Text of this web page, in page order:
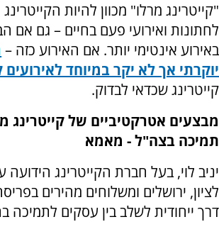
"קייטרינג מרלו" מכוון להיות
לחתונות ואירועי פעם בחיים – גם אם
באירוע אינטימי יותר. אם האירוע כזה –
יוקרתי אך לא יקר במיוחד לאירועים
קייטרינג שכדאי לבדוק.
מבצעים אטרקטיביים של קייטרינג
תמיכה בצה"ל - מאמא
יניב לוי, בעל חברת הקייטרינג הידועה
לציון, ירושלים ומשלוחים מהירים
דרך ייחודית לשלב בין עסקים לתמיכה